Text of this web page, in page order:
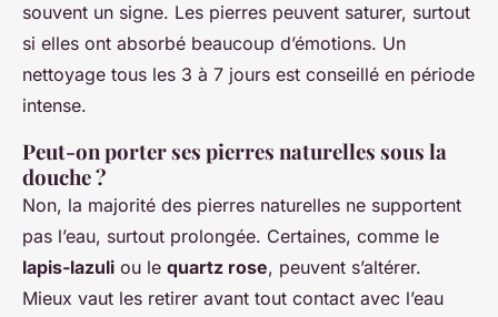
souvent un signe. Les pierres peuvent saturer, surtout
si elles ont absorbé beaucoup d’émotions. Un
nettoyage tous les 3 à 7 jours est conseillé en période
intense.
Peut-on porter ses pierres naturelles sous la
douche ?
Non, la majorité des pierres naturelles ne supportent
pas l’eau, surtout prolongée. Certaines, comme le
lapis-lazuli ou le quartz rose, peuvent s’altérer.
Mieux vaut les retirer avant tout contact avec l’eau